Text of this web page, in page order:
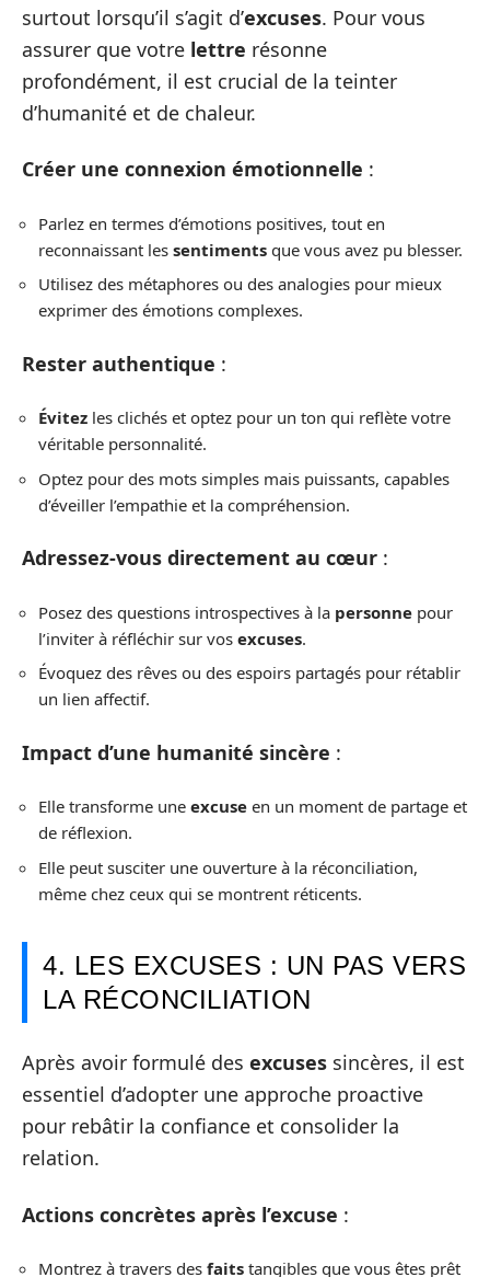
surtout lorsqu’il s’agit d’excuses. Pour vous
assurer que votre lettre résonne
profondément, il est crucial de la teinter
d’humanité et de chaleur.
Créer une connexion émotionnelle :
Parlez en termes d’émotions positives, tout en
reconnaissant les sentiments que vous avez pu blesser.
Utilisez des métaphores ou des analogies pour mieux
exprimer des émotions complexes.
Rester authentique :
Évitez les clichés et optez pour un ton qui reflète votre
véritable personnalité.
Optez pour des mots simples mais puissants, capables
d’éveiller l’empathie et la compréhension.
Adressez-vous directement au cœur :
Posez des questions introspectives à la personne pour
l’inviter à réfléchir sur vos excuses.
Évoquez des rêves ou des espoirs partagés pour rétablir
un lien affectif.
Impact d’une humanité sincère :
Elle transforme une excuse en un moment de partage et
de réflexion.
Elle peut susciter une ouverture à la réconciliation,
même chez ceux qui se montrent réticents.
4. LES EXCUSES : UN PAS VERS
LA RÉCONCILIATION
Après avoir formulé des excuses sincères, il est
essentiel d’adopter une approche proactive
pour rebâtir la confiance et consolider la
relation.
Actions concrètes après l’excuse :
Montrez à travers des faits tangibles que vous êtes prêt